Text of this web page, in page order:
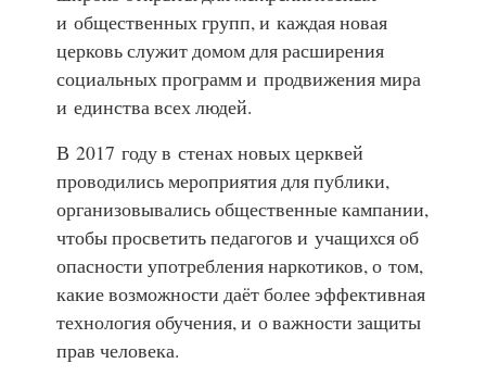
и общественных групп, и каждая новая
церковь служит домом для расширения
социальных программ и продвижения мира
и единства всех людей.
В 2017 году в стенах новых церквей
проводились мероприятия для публики,
организовывались общественные кампании,
чтобы просветить педагогов и учащихся об
опасности употребления наркотиков, о том,
какие возможности даёт более эффективная
технология обучения, и о важности защиты
прав человека.